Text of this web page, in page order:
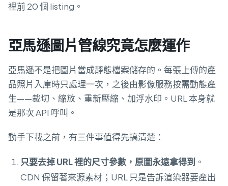
裡前 20 個 listing。
亞馬遜圖片管線究竟怎麼運作
亞馬遜不是把圖片當成靜態檔案儲存的。每張上傳的產
品照片入庫時只處理一次，之後由影像服務按需動態產
生——裁切、縮放、重新壓縮、加浮水印。URL 本身就
是那次 API 呼叫。
動手下載之前，有三件事值得先搞清楚：
只要去掉 URL 裡的尺寸參數，原圖永遠拿得到 。
CDN 保留著來源素材；URL 只是告訴渲染器要產出